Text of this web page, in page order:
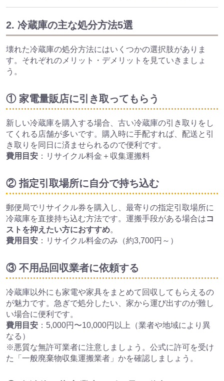
2. 冷蔵庫の主な処分方法5選
壊れた冷蔵庫の処分方法にはいくつかの選択肢がありま
す。それぞれのメリット・デメリットを見ていきましょ
う。
① 家電量販店に引き取ってもらう
新しい冷蔵庫を購入する場合、古い冷蔵庫の引き取りをし
てくれる店舗が多いです。購入時に手配すれば、配送と引
き取りを同日に済ませられるので便利です。
費用目安 ：リサイクル料金＋収集運搬料
② 指定引取場所に自分で持ち込む
郵便局でリサイクル券を購入し、最寄りの指定引取場所に
冷蔵庫を直接持ち込む方法です。運搬手段がある場合はコ
ストを抑えたい方におすすめ。
費用目安 ：リサイクル料金のみ（約3,700円～）
③ 不用品回収業者に依頼する
冷蔵庫以外にも家電や家具をまとめて回収してもらえるの
が魅力です。急ぎで処分したい、家から運び出すのが難し
い場合に便利です。
費用目安 ：5,000円〜10,000円以上（業者や地域により異
なる）
※悪質な無許可業者に注意しましょう。公式に許可を受け
た「一般廃棄物収集運搬業者」かを確認しましょう。